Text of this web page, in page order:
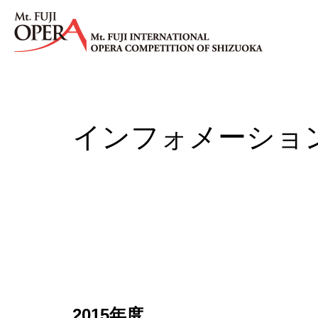
インフォメーショ